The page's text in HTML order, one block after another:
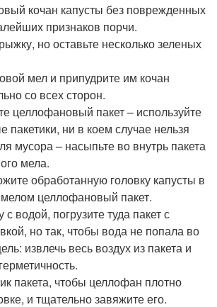
кочан капусты без поврежденных
признаков порчи.
но оставьте несколько зеленых
мел и припудрите им кочан
со всех сторон.
целлофановый пакет – используйте
пакетики, ни в коем случае нельзя
мусора – насыпьте во внутрь пакета
мела.
обработанную головку капусты в
целлофановый пакет.
водой, погрузите туда пакет с
но так, чтобы вода не попала во
извлечь весь воздух из пакета и
пакета, чтобы целлофан плотно
и тщательно завяжите его.